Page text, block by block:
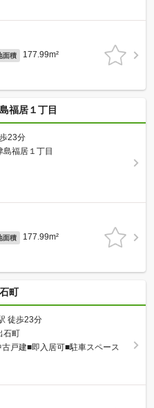
面積 177.99m²
福居１丁目
23分
島福居１丁目
面積 177.99m²
町
徒歩23分
石町
戸建■即入居可■駐車スペース